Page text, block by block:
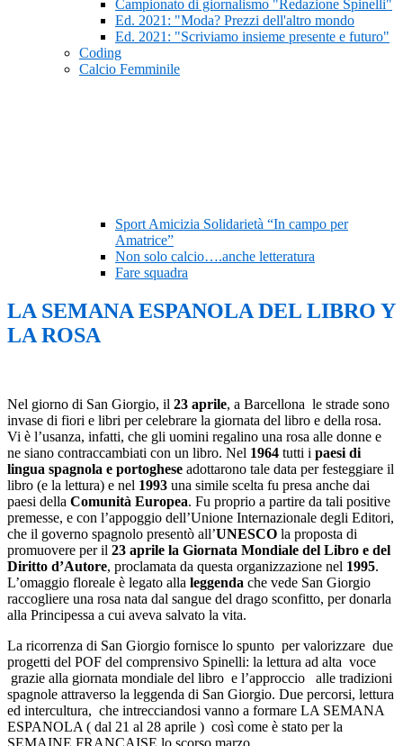
Campionato di giornalismo "Redazione Spinelli"
Ed. 2021: "Moda? Prezzi dell'altro mondo
Ed. 2021: "Scriviamo insieme presente e futuro"
Coding
Calcio Femminile
Sport Amicizia Solidarietà “In campo per
Amatrice”
Non solo calcio….anche letteratura
Fare squadra
LA SEMANA ESPANOLA DEL LIBRO Y
LA ROSA
Nel giorno di San Giorgio, il 23 aprile, a Barcellona le strade sono
invase di fiori e libri per celebrare la giornata del libro e della rosa.
Vi è l’usanza, infatti, che gli uomini regalino una rosa alle donne e
ne siano contraccambiati con un libro. Nel 1964 tutti i paesi di
lingua spagnola e portoghese adottarono tale data per festeggiare il
libro (e la lettura) e nel 1993 una simile scelta fu presa anche dai
paesi della Comunità Europea. Fu proprio a partire da tali positive
premesse, e con l’appoggio dell’Unione Internazionale degli Editori,
che il governo spagnolo presentò all’UNESCO la proposta di
promuovere per il 23 aprile la Giornata Mondiale del Libro e del
Diritto d’Autore, proclamata da questa organizzazione nel 1995.
L’omaggio floreale è legato alla leggenda che vede San Giorgio
raccogliere una rosa nata dal sangue del drago sconfitto, per donarla
alla Principessa a cui aveva salvato la vita.
La ricorrenza di San Giorgio fornisce lo spunto per valorizzare due
progetti del POF del comprensivo Spinelli: la lettura ad alta voce
grazie alla giornata mondiale del libro e l’approccio alle tradizioni
spagnole attraverso la leggenda di San Giorgio. Due percorsi, lettura
ed intercultura, che intrecciandosi vanno a formare LA SEMANA
ESPANOLA ( dal 21 al 28 aprile ) così come è stato per la